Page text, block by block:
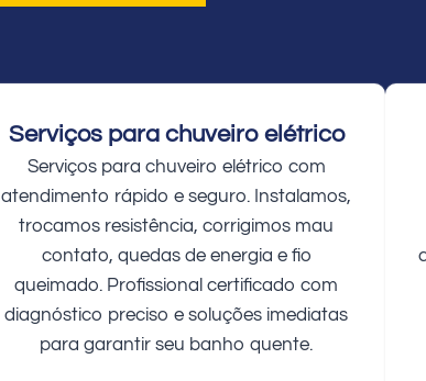
Serviços para chuveiro elétrico
Serviços para chuveiro elétrico com
atendimento rápido e seguro. Instalamos,
trocamos resistência, corrigimos mau
contato, quedas de energia e fio
queimado. Profissional certificado com
diagnóstico preciso e soluções imediatas
para garantir seu banho quente.